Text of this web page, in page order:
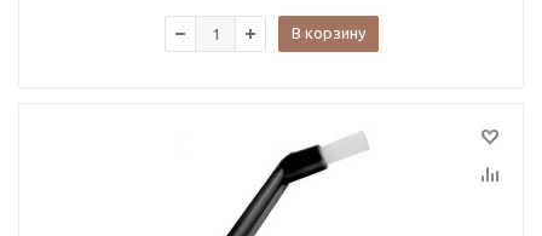
В корзину